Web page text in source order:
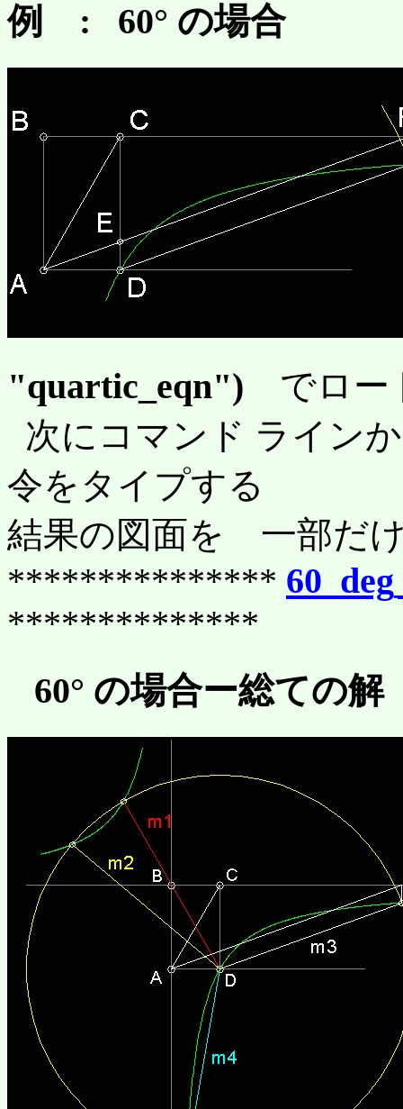
例 : 60° の場合
"quartic_eqn") でロー
次にコマンド ライン
令をタイプする
結果の図面を 一部だ
***************
**************
60° の場合ー総ての解